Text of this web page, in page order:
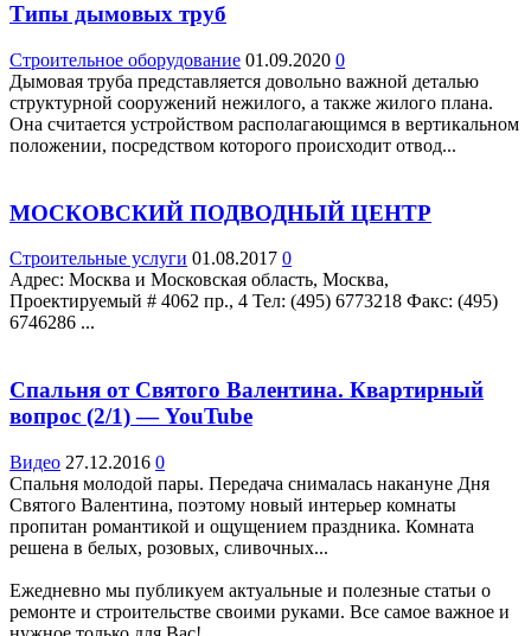
Типы дымовых труб
Строительное оборудование 01.09.2020 0
Дымовая труба представляется довольно важной деталью
структурной сооружений нежилого, а также жилого плана.
Она считается устройством располагающимся в вертикальном
положении, посредством которого происходит отвод...
МОСКОВСКИЙ ПОДВОДНЫЙ ЦЕНТР
Строительные услуги 01.08.2017 0
Адрес: Москва и Московская область, Москва,
Проектируемый # 4062 пр., 4 Teл: (495) 6773218 Факс: (495)
6746286 ...
Спальня от Святого Валентина. Квартирный
вопрос (2/1) — YouTube
Видео 27.12.2016 0
Спальня молодой пары. Передача снималась накануне Дня
Святого Валентина, поэтому новый интерьер комнаты
пропитан романтикой и ощущением праздника. Комната
решена в белых, розовых, сливочных...
Ежедневно мы публикуем актуальные и полезные статьи о
ремонте и строительстве своими руками. Все самое важное и